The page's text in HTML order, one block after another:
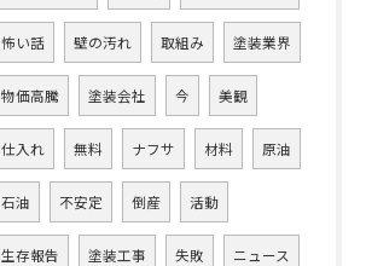
怖い話 壁の汚れ 取組み 塗装業界
物価高騰 塗装会社 今 美観
仕入れ 無料 ナフサ 材料 原油
石油 不安定 倒産 活動
生存報告 塗装工事 失敗 ニュース